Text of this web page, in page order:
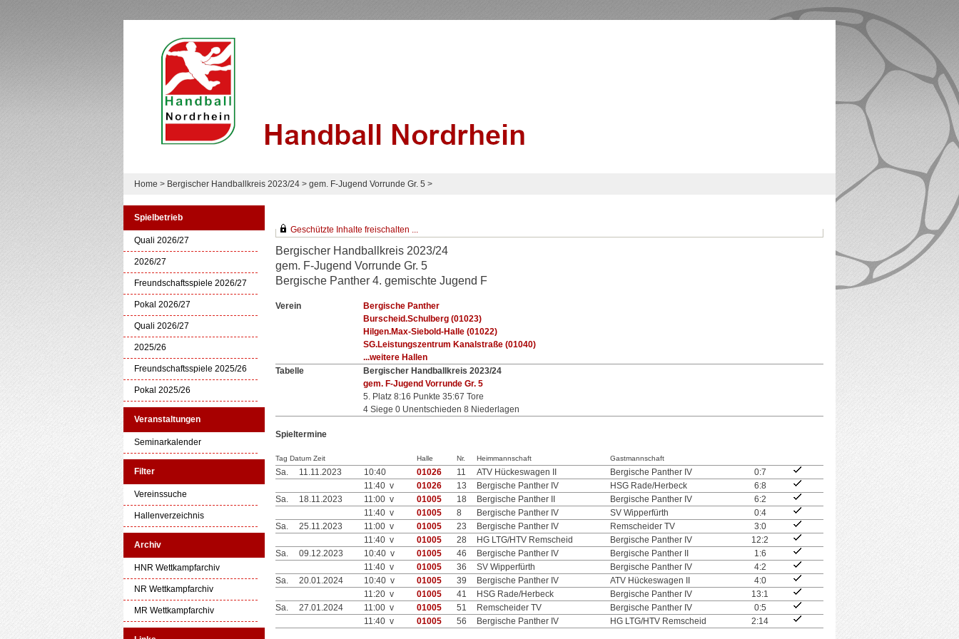
Home > Bergischer Handballkreis 2023/24 > gem. F-Jugend Vorrunde Gr. 5 >
Spielbetrieb
Quali 2026/27
2026/27
Freundschaftsspiele 2026/27
Pokal 2026/27
Quali 2026/27
2025/26
Freundschaftsspiele 2025/26
Pokal 2025/26
Veranstaltungen
Seminarkalender
Filter
Vereinssuche
Hallenverzeichnis
Archiv
HNR Wettkampfarchiv
NR Wettkampfarchiv
MR Wettkampfarchiv
Geschützte Inhalte freischalten ...
Bergischer Handballkreis 2023/24
gem. F-Jugend Vorrunde Gr. 5
Bergische Panther 4. gemischte Jugend F
Verein
Bergische Panther
Burscheid.Schulberg (01023)
Hilgen.Max-Siebold-Halle (01022)
SG.Leistungszentrum Kanalstraße (01040)
...weitere Hallen
Tabelle
Bergischer Handballkreis 2023/24
gem. F-Jugend Vorrunde Gr. 5
5. Platz 8:16 Punkte 35:67 Tore
4 Siege 0 Unentschieden 8 Niederlagen
Spieltermine
Tag Datum Zeit Halle Nr. Heimmannschaft Gastmannschaft
Sa. 11.11.2023 10:40 01026 11 ATV Hückeswagen II Bergische Panther IV
0:7
11:40 v
01026 13 Bergische Panther IV HSG Rade/Herbeck
6:8
Sa.
18.11.2023 11:00 v 01005 18 Bergische Panther II Bergische Panther IV
6:2
11:40 v
01005 8 Bergische Panther IV SV Wipperfürth
0:4
Sa.
25.11.2023 11:00 v 01005 23 Bergische Panther IV Remscheider TV
3:0
11:40 v
01005 28 HG LTG/HTV Remscheid Bergische Panther IV
12:2
Sa.
09.12.2023 10:40 v 01005 46 Bergische Panther IV Bergische Panther II
1:6
11:40 v
01005 36 SV Wipperfürth Bergische Panther IV
4:2
Sa.
20.01.2024 10:40 v 01005 39 Bergische Panther IV ATV Hückeswagen II
4:0
11:20 v
01005 41 HSG Rade/Herbeck Bergische Panther IV
13:1
Sa.
27.01.2024 11:00 v 01005 51 Remscheider TV Bergische Panther IV
0:5
11:40 v
01005 56 Bergische Panther IV HG LTG/HTV Remscheid 2:14